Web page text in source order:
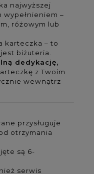
najwyższej
wypełnieniem –
różowym lub
karteczka – to
biżuteria.
dedykację,
z Twoim
wewnątrz
przysługuje
otrzymania
są 6-
serwis